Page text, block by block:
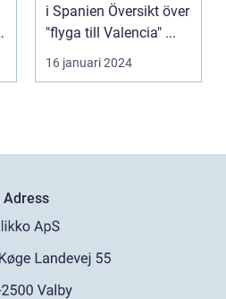
i Spanien Översikt över
"flyga till Valencia" ...
16 januari 2024
Adress